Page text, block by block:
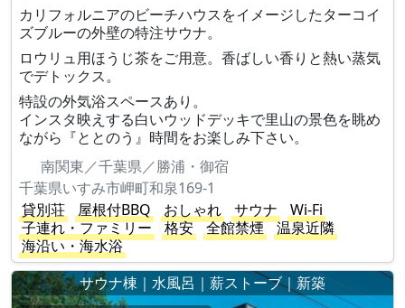
カリフォルニアのビーチハウスをイメージしたターコイ
ズブルーの外壁の特注サウナ。
ロウリュ用ほうじ茶をご用意。香ばしい香りと熱い蒸気
でデトックス。
特設の外気浴スペースあり。
インスタ映えする白いウッドデッキで里山の景色を眺め
ながら『ととのう』時間をお楽しみ下さい。
南関東／千葉県／勝浦・御宿
千葉県いすみ市岬町和泉169-1
貸別荘
屋根付BBQ おしゃれ サウナ
Wi-Fi
子連れ・ファミリー
格安 全館禁煙
温泉近隣
海沿い・海水浴
サウナ棟｜水風呂｜薪ストーブ｜新築